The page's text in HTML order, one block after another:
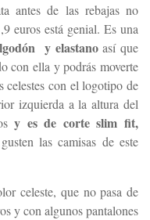
antes de las rebajas no
euros está genial. Es una
y elastanoasí que
con ella y podrás moverte
celestes con el logotipo de
izquierda a la altura del
y es de corte slim fit,
las camisas de este
celeste, que no pasa de
y con algunos pantalones